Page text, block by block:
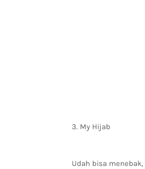
3. My Hijab
Udah bisa